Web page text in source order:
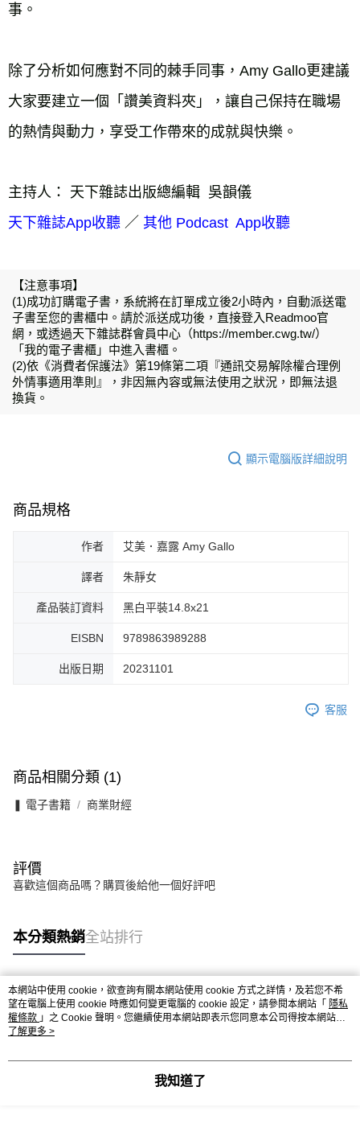
事。
除了分析如何應對不同的棘手同事，Amy Gallo更建議
大家要建立一個「讚美資料夾」，讓自己保持在職場
的熱情與動力，享受工作帶來的成就與快樂。
主持人： 天下雜誌出版總編輯  吳韻儀
天下雜誌App收聽 ／ 其他 Podcast  App收聽
【注意事項】
(1)成功訂購電子書，系統將在訂單成立後2小時內，自動派送電
子書至您的書櫃中。請於派送成功後，直接登入Readmoo官
網，或透過天下雜誌群會員中心（https://member.cwg.tw/）
「我的電子書櫃」中進入書櫃。
(2)依《消費者保護法》第19條第二項『通訊交易解除權合理例
外情事適用準則』，非因無內容或無法使用之狀況，即無法退
換貨。
顯示電腦版詳細說明
商品規格
作者 艾美．嘉露 Amy Gallo
譯者 朱靜女
產品裝訂資料 黑白平裝14.8x21
EISBN 9789863989288
出版日期 20231101
客服
商品相關分類 (1)
❚ 電子書籍 商業財經
評價
喜歡這個商品嗎？購買後給他一個好評吧
本分類熱銷全站排行
熱門標籤
本網站中使用 cookie，欲查詢有關本網站使用 cookie 方式之詳情，及若您不希
望在電腦上使用 cookie 時應如何變更電腦的 cookie 設定，請參閱本網站「 隱私
權條款 」之 Cookie 聲明。您繼續使用本網站即表示您同意本公司得按本網站使
用條款之 Cookie 聲明使用 cookie。
了解更多 >
我知道了